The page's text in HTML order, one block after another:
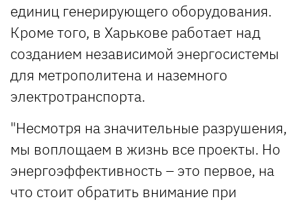
единиц генерирующего оборудования.
Кроме того, в Харькове работает над
созданием независимой энергосистемы
для метрополитена и наземного
электротранспорта.
"Несмотря на значительные разрушения,
мы воплощаем в жизнь все проекты. Но
энергоэффективность – это первое, на
что стоит обратить внимание при